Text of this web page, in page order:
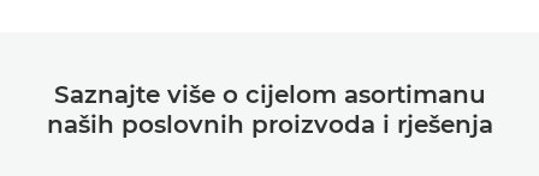
Saznajte više o cijelom asortimanu
naših poslovnih proizvoda i rješenja